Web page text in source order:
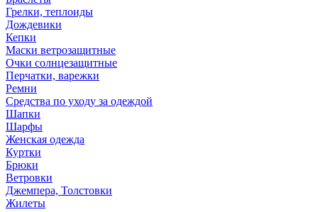
Грелки, теплоиды
Дождевики
Кепки
Маски ветрозащитные
Очки солнцезащитные
Перчатки, варежки
Ремни
Средства по уходу за одеждой
Шапки
Шарфы
Женская одежда
Куртки
Брюки
Ветровки
Джемпера, Толстовки
Жилеты